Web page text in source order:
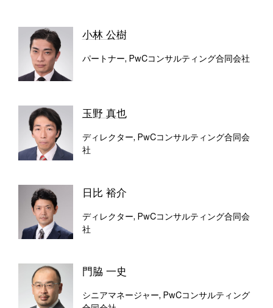
小林 公樹
パートナー, PwCコンサルティング合同会社
玉野 真也
ディレクター, PwCコンサルティング合同会
社
日比 裕介
ディレクター, PwCコンサルティング合同会
社
門脇 一史
シニアマネージャー, PwCコンサルティング